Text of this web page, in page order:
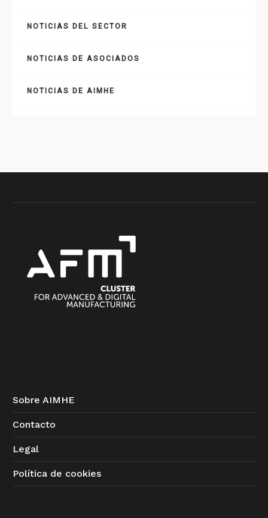
NOTICIAS DEL SECTOR
NOTICIAS DE ASOCIADOS
NOTICIAS DE AIMHE
Sobre AIMHE
Contacto
Legal
Política de cookies